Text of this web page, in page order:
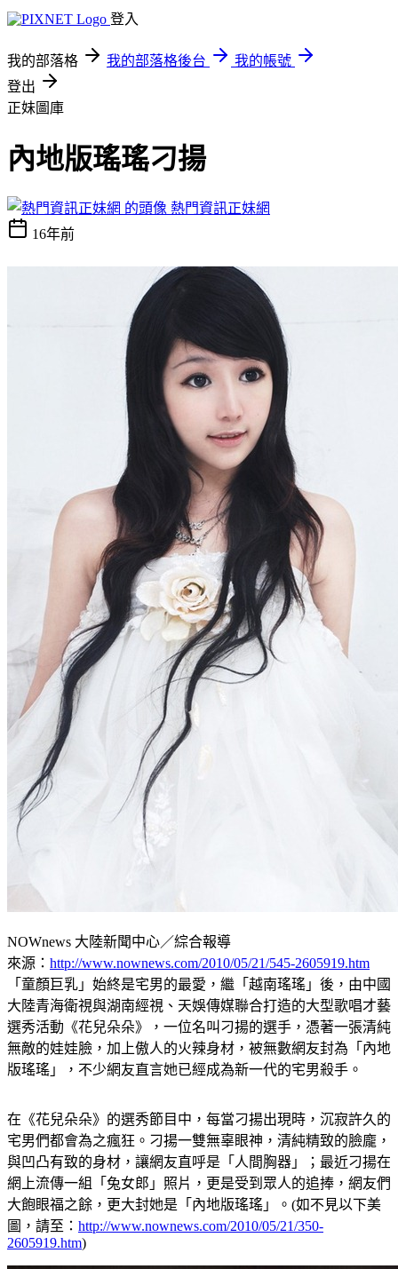
登入
我的部落格 我的部落格後台
我的帳號
登出
正妹圖庫
內地版瑤瑤刁揚
熱門資訊正妹網
16年前
NOWnews 大陸新聞中心／綜合報導
來源： http://www.nownews.com/2010/05/21/545-2605919.htm
「童顏巨乳」始終是宅男的最愛，繼「越南瑤瑤」後，由中國
大陸青海衛視與湖南經視、天娛傳媒聯合打造的大型歌唱才藝
選秀活動《花兒朵朵》，一位名叫刁揚的選手，憑著一張清純
無敵的娃娃臉，加上傲人的火辣身材，被無數網友封為「內地
版瑤瑤」，不少網友直言她已經成為新一代的宅男殺手。
在《花兒朵朵》的選秀節目中，每當刁揚出現時，沉寂許久的
宅男們都會為之瘋狂。刁揚一雙無辜眼神，清純精致的臉龐，
與凹凸有致的身材，讓網友直呼是「人間胸器」；最近刁揚在
網上流傳一組「兔女郎」照片，更是受到眾人的追捧，網友們
大飽眼福之餘，更大封她是「內地版瑤瑤」。(如不見以下美
圖，請至： http://www.nownews.com/2010/05/21/350-
2605919.htm)